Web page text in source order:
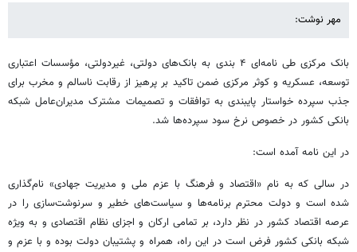
مهر نوشت:
بانک مرکزی طی نامه‌ای ۴ بندی به بانک‌های دولتی، غیردولتی، مؤسسات اعتباری
توسعه، عسکریه و کوثر مرکزی ضمن تاکید بر پرهیز از رقابت ناسالم و مخرب برای
جذب سپرده خواستار پایبندی به توافقات و تصمیمات مشترک مدیران‌عامل شبکه
بانکی کشور در خصوص نرخ سود سپرده‌ها شد.
در این نامه آمده است:
در سالی که به نام «اقتصاد و فرهنگ با عزم ملی و مدیریت جهادی» نام‌گذاری
شده است و دولت محترم برنامه‌ها و سیاست‌های خطیر و سرنوشت‌سازی را در
عرصه اقتصاد کشور در نظر دارد، بر تمامی ارکان و اجزای نظام اقتصادی و به ویژه
شبکه بانکی کشور فرض است در این راه، همراه و پشتیبان دولت بوده و با عزم و